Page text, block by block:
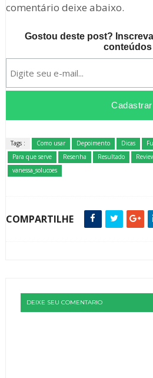
comentário deixe abaixo.
Gostou deste post?
conteúdos
Tags : Como usar Depoimento Dicas
Para que serve
Resenha Resultado
vanessa_solucoes
COMPARTILHE
DEIXE SEU COMENTARIO